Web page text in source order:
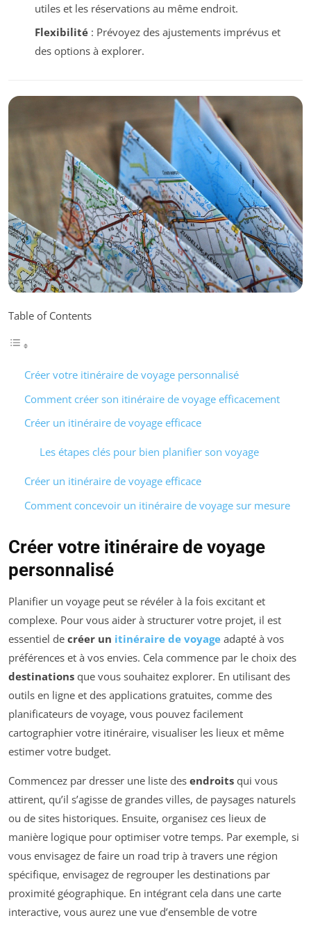
utiles et les réservations au même endroit.
Flexibilité: Prévoyez des ajustements imprévus et
des options à explorer.
Table of Contents
Créer votre itinéraire de voyage personnalisé
Comment créer son itinéraire de voyage efficacement
Créer un itinéraire de voyage efficace
Les étapes clés pour bien planifier son voyage
Créer un itinéraire de voyage efficace
Comment concevoir un itinéraire de voyage sur mesure
Créer votre itinéraire de voyage
personnalisé
Planifier un voyage peut se révéler à la fois excitant et
complexe. Pour vous aider à structurer votre projet, il est
essentiel de créer un itinéraire de voyage adapté à vos
préférences et à vos envies. Cela commence par le choix des
destinations que vous souhaitez explorer. En utilisant des
outils en ligne et des applications gratuites, comme des
planificateurs de voyage, vous pouvez facilement
cartographier votre itinéraire, visualiser les lieux et même
estimer votre budget.
Commencez par dresser une liste des endroits qui vous
attirent, qu’il s’agisse de grandes villes, de paysages naturels
ou de sites historiques. Ensuite, organisez ces lieux de
manière logique pour optimiser votre temps. Par exemple, si
vous envisagez de faire un road trip à travers une région
spécifique, envisagez de regrouper les destinations par
proximité géographique. En intégrant cela dans une carte
interactive, vous aurez une vue d’ensemble de votre